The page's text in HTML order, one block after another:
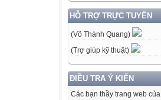
HỖ TRỢ TRỰC TUYẾN
(Võ Thành Quang)
(Trợ giúp kỹ thuật)
ĐIỀU TRA Ý KIẾN
Các bạn thầy trang web của